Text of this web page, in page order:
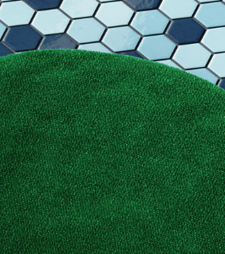
Collaboriamo con